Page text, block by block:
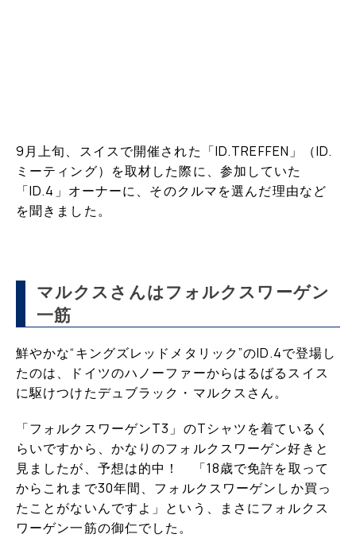
9月上旬、スイスで開催された「ID.TREFFEN」（ID.
ミーティング）を取材した際に、参加していた
「ID.4」オーナーに、そのクルマを選んだ理由など
を聞きました。
マルクスさんはフォルクスワーゲン
一筋
鮮やかな“キングズレッドメタリック”のID.4で登場し
たのは、ドイツのハノーファーからはるばるスイス
に駆けつけたデュブラック・マルクスさん。
「フォルクスワーゲンT3」のTシャツを着ているく
らいですから、かなりのフォルクスワーゲン好きと
見ましたが、予想は的中！ 「18歳で免許を取って
からこれまで30年間、フォルクスワーゲンしか買っ
たことがないんですよ」という、まさにフォルクス
ワーゲン一筋の御仁でした。